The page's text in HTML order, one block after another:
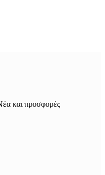
και προσφορές